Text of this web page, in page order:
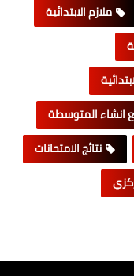
ملازم الابتدائية
انشاء المتوسطة
نتائج الامتحانات